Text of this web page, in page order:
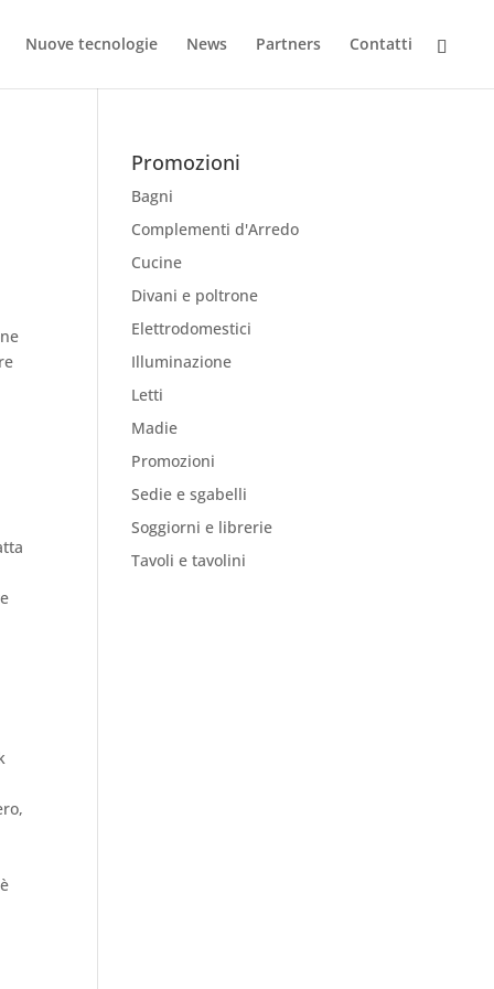
Nuove tecnologie News Partners Contatti
Promozioni
Bagni
Complementi d'Arredo
Cucine
Divani e poltrone
Elettrodomestici
Illuminazione
Letti
Madie
Promozioni
Sedie e sgabelli
Soggiorni e librerie
Tavoli e tavolini